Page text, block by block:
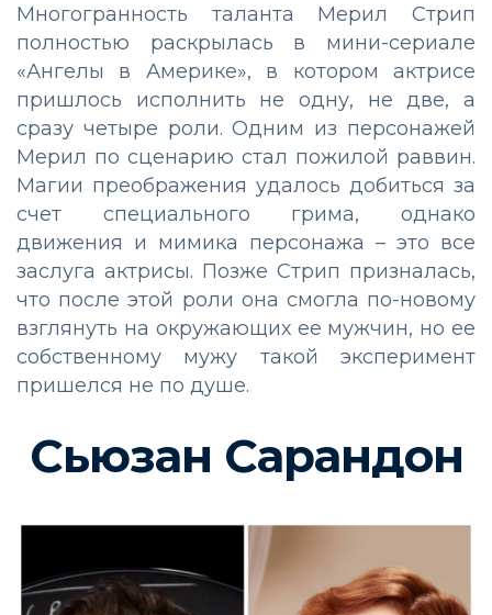
Многогранность таланта Мерил Стрип
полностью раскрылась в мини-сериале
«Ангелы в Америке», в котором актрисе
пришлось исполнить не одну, не две, а
сразу четыре роли. Одним из персонажей
Мерил по сценарию стал пожилой раввин.
Магии преображения удалось добиться за
счет специального грима, однако
движения и мимика персонажа – это все
заслуга актрисы. Позже Стрип призналась,
что после этой роли она смогла по-новому
взглянуть на окружающих ее мужчин, но ее
собственному мужу такой эксперимент
пришелся не по душе.
Сьюзан Сарандон